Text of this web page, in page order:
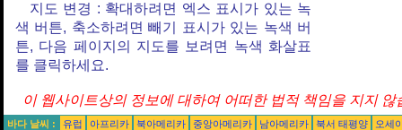
지도 변경 : 확대하려면 엑스 표시가 있는 녹
색 버튼, 축소하려면 빼기 표시가 있는 녹색 버
튼, 다음 페이지의 지도를 보려면 녹색 화살표
를 클릭하세요.
이 웹사이트상의 정보에 대하여 어떠한 법적 책임을 지지 않
바다 날씨 : 유럽 아프리카 북아메리카 중앙아메리카 남아메리카 북서 태평양
오세